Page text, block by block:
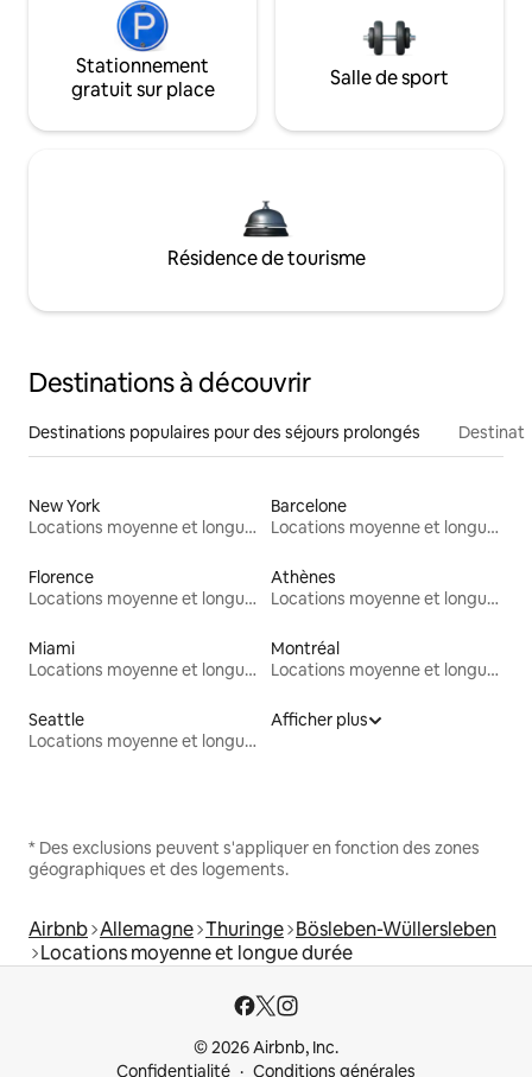
Stationnement
gratuit sur place
Salle de sport
Résidence de tourisme
Destinations à découvrir
Destinations populaires pour des séjours prolongés
New York
Locations moyenne et longue durée
Barcelone
Locations moyenne et longue durée
Florence
Locations moyenne et longue durée
Athènes
Locations moyenne et longue durée
Miami
Locations moyenne et longue durée
Montréal
Locations moyenne et longue durée
Seattle
Locations moyenne et longue durée
Afficher plus
* Des exclusions peuvent s'appliquer en fonction des zones
géographiques et des logements.
Airbnb Allemagne Thuringe Bösleben-Wüllersleben
Locations moyenne et longue durée
© 2026 Airbnb, Inc.
Confidentialité
Conditions générales